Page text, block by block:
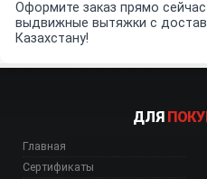
Оформите заказ прямо
выдвижные вытяжки с
Казахстану!
ДЛЯ
Главная
Сертификаты